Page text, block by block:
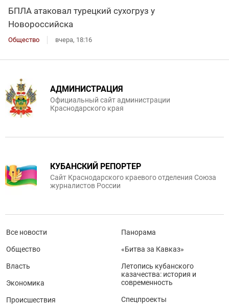
БПЛА атаковал турецкий сухогруз у
Новороссийска
Общество вчера, 18:16
АДМИНИСТРАЦИЯ
Официальный сайт администрации
Краснодарского края
КУБАНСКИЙ РЕПОРТЕР
Сайт Краснодарского краевого отделения Союза
журналистов России
Все новости
Общество
Власть
Экономика
Происшествия
Панорама
«Битва за Кавказ»
Летопись кубанского
казачества: история и
современность
Спецпроекты